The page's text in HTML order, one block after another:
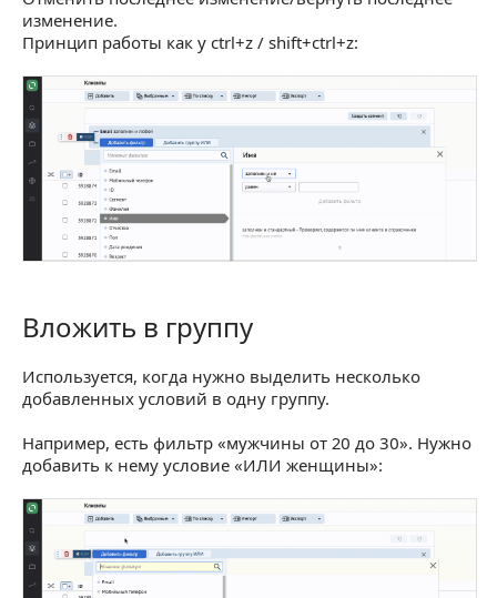
изменение.
Принцип работы как у ctrl+z / shift+ctrl+z:
Вложить в группу
Вложить в группу
Используется, когда нужно выделить несколько
добавленных условий в одну группу.
Например, есть фильтр «мужчины от 20 до 30». Нужно
добавить к нему условие «ИЛИ женщины»: